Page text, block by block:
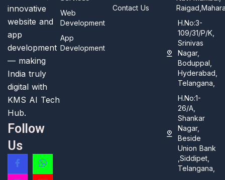
innovative
website and
app
development
— making
India truly
digital with
KMS AI Tech
Hub.
Follow
Us
Web
Development
App
Development
Contact Us
H.No:3-
109/31/P/K,
Srinivas
Nagar,
Boduppal,
Hyderabad,
Telangana,
H.No:1-
26/A,
Shankar
Nagar,
Beside
Union Bank
,Siddipet,
Telangana,